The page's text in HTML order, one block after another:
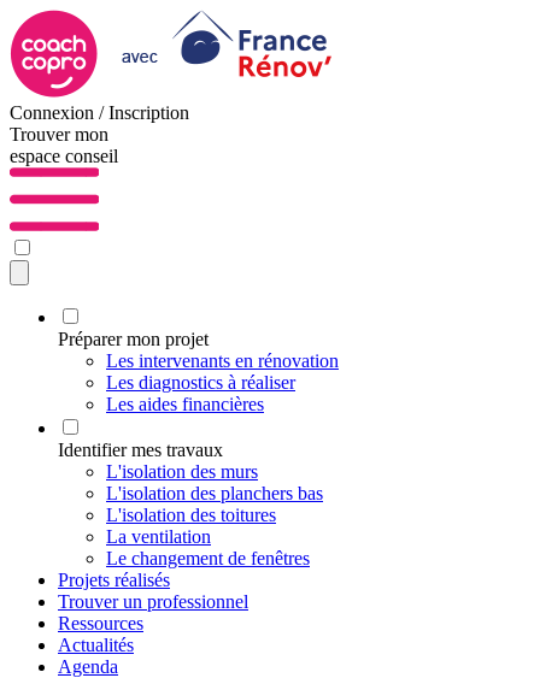
Connexion / Inscription
Trouver mon
espace conseil
Préparer mon projet
Les intervenants en rénovation
Les diagnostics à réaliser
Les aides financières
Identifier mes travaux
L'isolation des murs
L'isolation des planchers bas
L'isolation des toitures
La ventilation
Le changement de fenêtres
Projets réalisés
Trouver un professionnel
Ressources
Actualités
Agenda